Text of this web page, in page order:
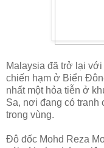
Malaysia đã trở lại
chiến hạm ở Biển
nhất một hỏa tiễn ở
Sa, nơi đang có tranh
trong vùng.
Đô đốc Mohd Reza